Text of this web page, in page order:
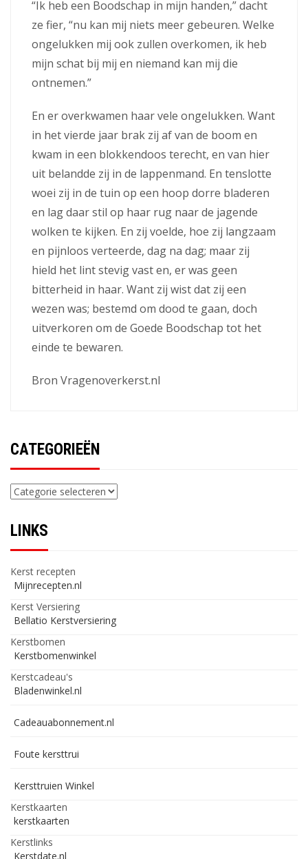
“Ik heb een Boodschap in mijn handen,” dacht
ze fier, “nu kan mij niets meer gebeuren. Welke
ongelukken mij ook zullen overkomen, ik heb
mijn schat bij mij en niemand kan mij die
ontnemen.”
En er overkwamen haar vele ongelukken. Want
in het vierde jaar brak zij af van de boom en
kwam in een blokkendoos terecht, en van hier
uit belandde zij in de lappenmand. En tenslotte
woei zij in de tuin op een hoop dorre bladeren
en lag daar stil op haar rug naar de jagende
wolken te kijken. En zij voelde, hoe zij langzaam
en pijnloos verteerde, dag na dag; maar zij
hield het lint stevig vast en, er was geen
bitterheid in haar. Want zij wist dat zij een
wezen was; bestemd om dood te gaan, doch
uitverkoren om de Goede Boodschap tot het
einde te bewaren.
Bron Vragenoverkerst.nl
CATEGORIEËN
Categorieën
LINKS
Kerst recepten
Mijnrecepten.nl
Kerst Versiering
Bellatio Kerstversiering
Kerstbomen
Kerstbomenwinkel
Kerstcadeau's
Bladenwinkel.nl
Cadeauabonnement.nl
Foute kersttrui
Kersttruien Winkel
Kerstkaarten
kerstkaarten
Kerstlinks
Kerstdate.nl